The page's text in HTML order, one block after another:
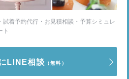
着予約代行・お見積相談・予算シミュレ
ト
LINE相談 （無料）